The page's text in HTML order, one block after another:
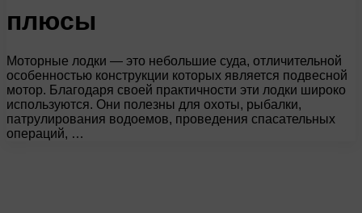
плюсы
Моторные лодки — это небольшие суда, отличительной
особенностью конструкции которых является подвесной
мотор. Благодаря своей практичности эти лодки широко
используются. Они полезны для охоты, рыбалки,
патрулирования водоемов, проведения спасательных
операций, …